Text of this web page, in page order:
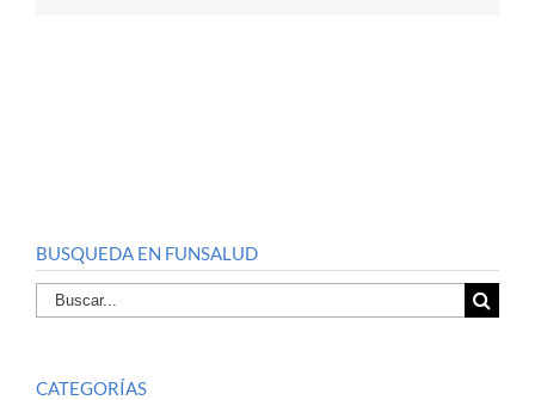
BUSQUEDA EN FUNSALUD
Buscar
por:
CATEGORÍAS